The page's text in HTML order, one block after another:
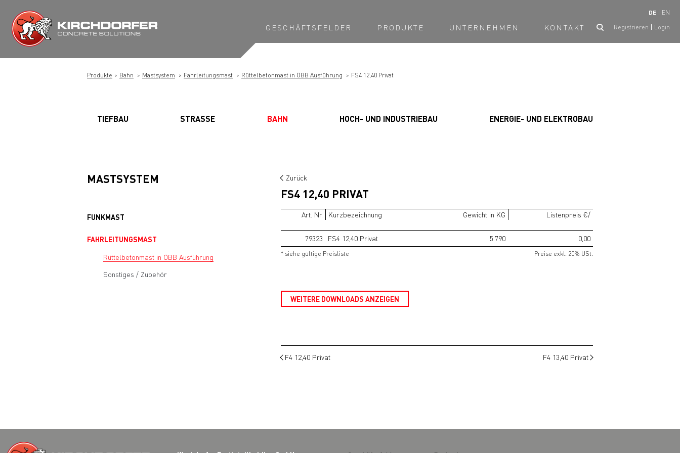
Inhalt
springen
DE EN
GESCHÄFTSFELDER PRODUKTE UNTERNEHMEN KONTAKT Registrieren Login
Produkte Bahn Mastsystem Fahrleitungsmast Rüttelbetonmast in ÖBB Ausführung FS4 12,40 Privat
TIEFBAU STRASSE BAHN HOCH- UND INDUSTRIEBAU ENERGIE- UND ELEKTROBAU
MASTSYSTEM
FUNKMAST
FAHRLEITUNGSMAST
Rüttelbetonmast in ÖBB Ausführung
Sonstiges / Zubehör
Zurück
FS4 12,40 PRIVAT
Art. Nr. Kurzbezeichnung Gewicht in KG Listenpreis €/
79323 FS4 12,40 Privat 5.790 0,00
* siehe gültige Preisliste Preise exkl. 20% USt.
WEITERE DOWNLOADS ANZEIGEN
F4 12,40 Privat F4 13,40 Privat